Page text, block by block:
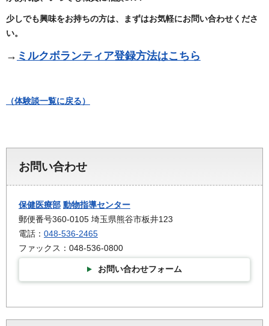
少しでも興味をお持ちの方は、まずはお気軽にお問い合わせくださ
い。
→ ミルクボランティア登録方法はこちら
（体験談一覧に戻る）
お問い合わせ
保健医療部 動物指導センター
郵便番号360-0105 埼玉県熊谷市板井123
電話： 048-536-2465
ファックス：048-536-0800
お問い合わせフォーム